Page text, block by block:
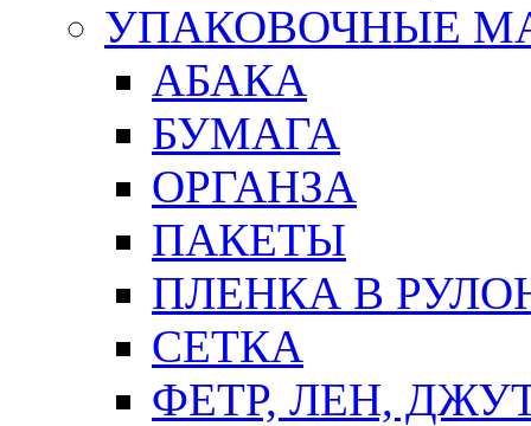
УПАКОВОЧНЫЕ
АБАКА
БУМАГА
ОРГАНЗА
ПАКЕТЫ
ПЛЕНКА В
СЕТКА
ФЕТР, ЛЕН,